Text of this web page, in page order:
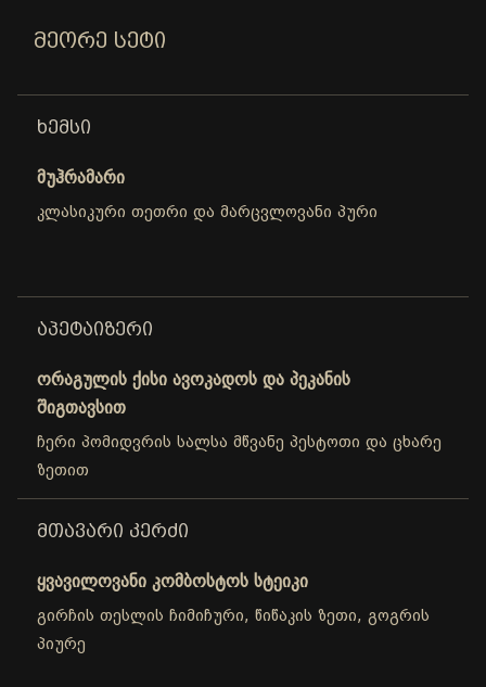
ᲛᲔᲝᲠᲔ ᲡᲔᲢᲘ
ᲮᲔᲛᲡᲘ
მუჰრამარი
კლასიკური თეთრი და მარცვლოვანი პური
ᲐᲞᲔᲢᲐᲘᲖᲔᲠᲘ
ორაგულის ქისი ავოკადოს და პეკანის
შიგთავსით
ჩერი პომიდვრის სალსა მწვანე პესტოთი და ცხარე
ზეთით
ᲛᲗᲐᲕᲐᲠᲘ ᲙᲔᲠᲫᲘ
ყვავილოვანი კომბოსტოს სტეიკი
გირჩის თესლის ჩიმიჩური, წიწაკის ზეთი, გოგრის
პიურე